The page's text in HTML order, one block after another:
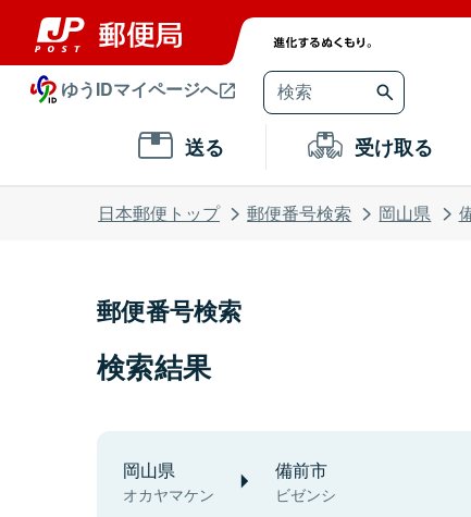
ゆうIDマイページへ
送る 受け取る
日本郵便トップ 郵便番号検索 岡山県
郵便番号検索
検索結果
岡山県
オカヤマケン
備前市
ビゼンシ